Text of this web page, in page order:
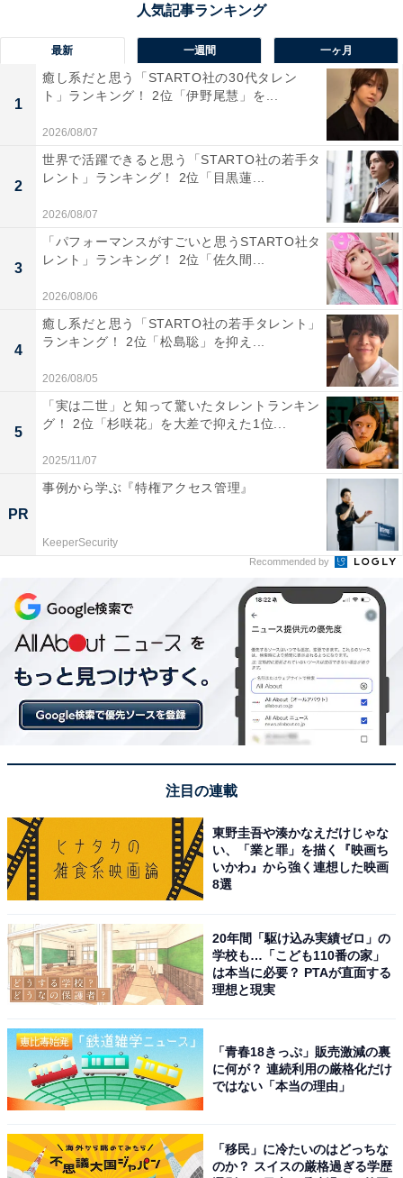
をした岩や断崖絶壁など、自然が創り出したダイナミッ
クな光景が広がります。島崎藤村が絶賛した美しい光景
は古くから景勝地として知られ、海岸沿いの遊歩道から
は白い砂浜や透明度の高い美しい海が望めます。断崖絶
壁を間近で見ることができる、遊覧船でのクルージング
も人気です。
回答者からは、「透明度の高い海と荒々しい岩場が織り
なす絶景が魅力。遊歩道を歩きながら、波の音を聞きつ
つ美しい海岸線を楽しめます。特に晴れた日の海の青さ
は圧巻で、まるで海外のリゾート地のような雰囲気で
す」（40代その他／滋賀県）、「海がきれい。クルーズ
が楽しい」（20代女性／福井県）、「天然の青い透き通
った海と岩礁は間近で見ると圧巻です」（40代男性／山
形県）などのコメントがありました。
1位：鳥取砂丘（鳥取市）／191票
節によって異なる絶景を見せてくれます。高さ約47mの
砂の壁「馬の背」の上からは雄大な日本海を見渡せるほ
か、夏は水平線に沈んでいく夕陽が見られるなど、夕陽
の絶景スポットとしても知られています。
回答者からは、「何度も行っているがいつ行っても日本
じゃないような光景でとても驚かされる」（40代女性／
滋賀県）、「サラサラの砂丘がまるで外国みたいだった
から」（40代男性／千葉県）、「広大な砂丘が日常の風
景を一変して砂漠の様な非日常的な景色を楽しむことが
出来ます」（60代男性／広島県）、「日本最大の砂丘で
あり、広大な砂の大地と海が織りなす絶景が魅力で、特
に夕日が沈む時間帯には、砂丘と海、空が一体となった
幻想的な風景が広がり大好きです」（40代女性／埼玉
最新 一週間 一ヶ月
1
癒し系だと思う「STARTO社の30代タレン
ト」ランキング！ 2位「伊野尾慧」を...
2026/08/07
2
世界で活躍できると思う「STARTO社の若手タ
レント」ランキング！ 2位「目黒蓮...
2026/08/07
3
「パフォーマンスがすごいと思うSTARTO社タ
レント」ランキング！ 2位「佐久間...
2026/08/06
4
癒し系だと思う「STARTO社の若手タレント」
ランキング！ 2位「松島聡」を抑え...
2026/08/05
5
「実は二世」と知って驚いたタレントランキン
グ！ 2位「杉咲花」を大差で抑えた1位...
2025/11/07
PR
事例から学ぶ『特権アクセス管理』
KeeperSecurity
Recommended by
注目の連載
東野圭吾や湊かなえだけじゃな
い、「業と罪」を描く『映画ち
いかわ』から強く連想した映画
8選
20年間「駆け込み実績ゼロ」の
学校も…「こども110番の家」
は本当に必要？ PTAが直面する
理想と現実
「青春18きっぷ」販売激減の裏
に何が？ 連続利用の厳格化だけ
ではない「本当の理由」
「移民」に冷たいのはどっちな
のか？ スイスの厳格過ぎる学歴